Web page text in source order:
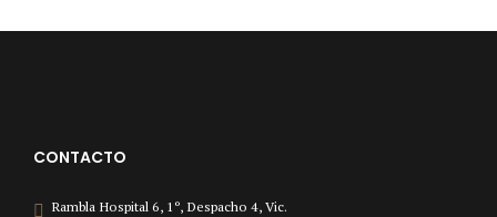
CONTACTO
Rambla Hospital 6, 1º, Despacho 4, Vic.